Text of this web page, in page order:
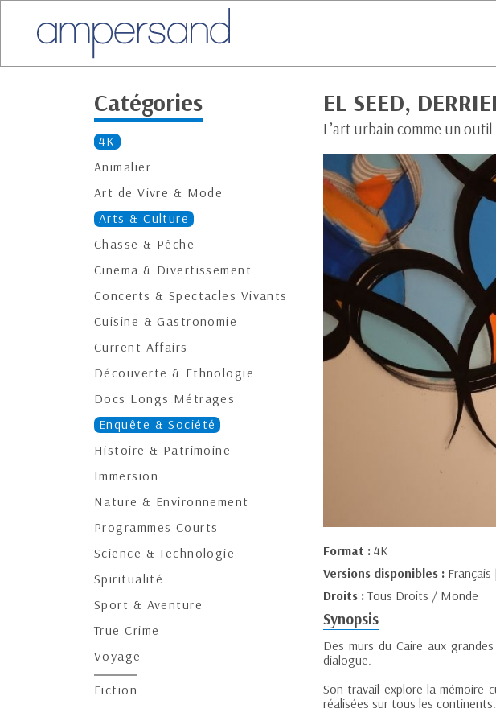
Catégories
4K
Animalier
Art de Vivre & Mode
Arts & Culture
Chasse & Pêche
Cinema & Divertissement
Concerts & Spectacles Vivants
Cuisine & Gastronomie
Current Affairs
Découverte & Ethnologie
Docs Longs Métrages
Enquête & Société
Histoire & Patrimoine
Immersion
Nature & Environnement
Programmes Courts
Science & Technologie
Spiritualité
Sport & Aventure
True Crime
Voyage
Fiction
EL SEED,
L’art urbain comme un
Format : 4K
Versions disponibles : Français
Droits :Tous Droits / Monde
Synopsis
Des murs du Caire aux
dialogue.
Son travail explore la mémoire
réalisées sur tous les continents.